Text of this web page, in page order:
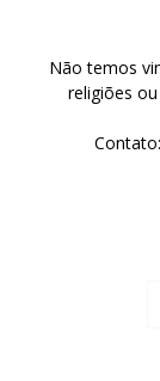
Não temos
religiões
Contato: